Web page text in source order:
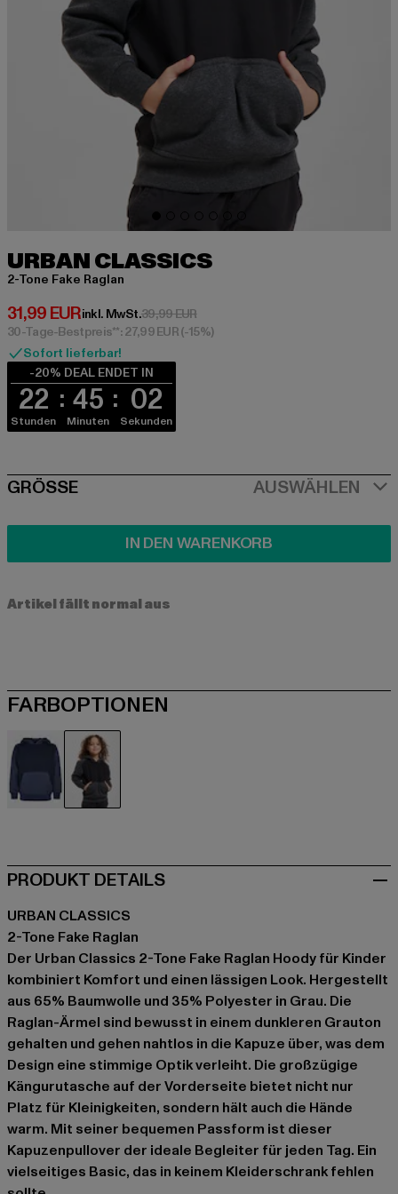
URBAN CLASSICS
2-Tone Fake Raglan
31,99 EUR
Derzeitiger Preis: 31,99 EUR
inkl. MwSt.39,99 EURAktionspreis: 39,99 EUR
30-Tage-Bestpreis**: 27,99 EUR(-15%)
Sofort lieferbar!
-20% DEAL ENDET IN
22
Stunden
45
Minuten
02
Sekunden
SIZE
GRÖSSE AUSWÄHLEN
IN DEN WARENKORB
Artikel fällt normal aus
FARBOPTIONEN
PRODUKT DETAILS
URBAN CLASSICS
2-Tone Fake Raglan
Der Urban Classics 2-Tone Fake Raglan Hoody für Kinder
kombiniert Komfort und einen lässigen Look. Hergestellt
aus 65% Baumwolle und 35% Polyester in Grau. Die
Raglan-Ärmel sind bewusst in einem dunkleren Grauton
gehalten und gehen nahtlos in die Kapuze über, was dem
Design eine stimmige Optik verleiht. Die großzügige
Kängurutasche auf der Vorderseite bietet nicht nur
Platz für Kleinigkeiten, sondern hält auch die Hände
warm. Mit seiner bequemen Passform ist dieser
Kapuzenpullover der ideale Begleiter für jeden Tag. Ein
vielseitiges Basic, das in keinem Kleiderschrank fehlen